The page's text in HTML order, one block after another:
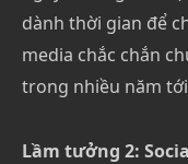
dành thời gian để
media chắc chắn
trong nhiều năm
Lầm tưởng 2: